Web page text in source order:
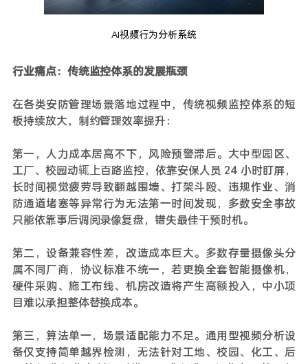
AI视频行为分析系统
行业痛点：传统监控体系的发展瓶颈
在各类安防管理场景落地过程中，传统视频监控体系的短
板持续放大，制约管理效率提升：
第一，人力成本居高不下，风险预警滞后。大中型园区、
工厂、校园动辄上百路监控，依靠安保人员 24 小时盯屏，
长时间视觉疲劳导致翻越围墙、打架斗殴、违规作业、消
防通道堵塞等异常行为无法第一时间发现，多数安全事故
只能依靠事后调阅录像复盘，错失最佳干预时机。
第二，设备兼容性差，改造成本巨大。多数存量摄像头分
属不同厂商，协议标准不统一，若更换全套智能摄像机，
硬件采购、施工布线、机房改造将产生高额投入，中小项
目难以承担整体替换成本。
第三，算法单一，场景适配能力不足。通用型视频分析设
备仅支持简单越界检测，无法针对工地、校园、化工、后